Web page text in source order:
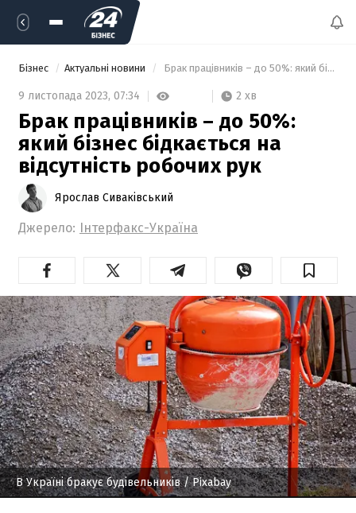
Бізнес Актуальні новини Брак працівників – до 50%: який бізнес бідкається на відсутність робочих рук
9 листопада 2023, 07:34 2 хв
Брак працівників – до 50%:
який бізнес бідкається на
відсутність робочих рук
Ярослав Сиваківський
Джерело: Інтерфакс-Україна
В Україні бракує будівельників/ Pixabay